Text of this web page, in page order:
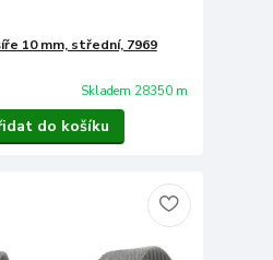
10 mm, střední, 7969
Skladem 28350 m
do košíku